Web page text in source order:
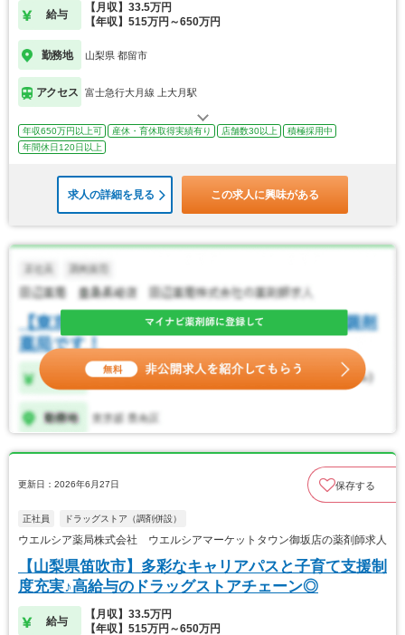
給与
【月収】33.5万円
【年収】515万円～650万円
勤務地 山梨県 都留市
アクセス 富士急行大月線 上大月駅
年収650万円以上可 産休・育休取得実績有り 店舗数30以上
積極採用中
年間休日120日以上
求人の詳細を見る この求人に興味がある
更新日：2026年6月27日 保存する
正社員 ドラッグストア（調剤併設）
ウエルシア薬局株式会社 ウエルシアマーケットタウン御坂店の薬剤師求人
【山梨県笛吹市】多彩なキャリアパスと子育て支援制
度充実♪高給与のドラッグストアチェーン◎
給与
【月収】33.5万円
【年収】515万円～650万円